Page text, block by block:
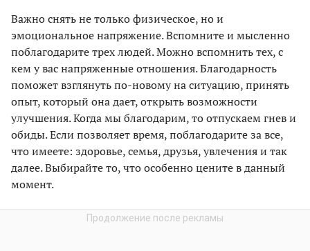
Важно снять не только физическое, но и
эмоциональное напряжение. Вспомните и мысленно
поблагодарите трех людей. Можно вспомнить тех, с
кем у вас напряженные отношения. Благодарность
поможет взглянуть по-новому на ситуацию, принять
опыт, который она дает, открыть возможности
улучшения. Когда мы благодарим, то отпускаем гнев и
обиды. Если позволяет время, поблагодарите за все,
что имеете: здоровье, семья, друзья, увлечения и так
далее. Выбирайте то, что особенно цените в данный
момент.